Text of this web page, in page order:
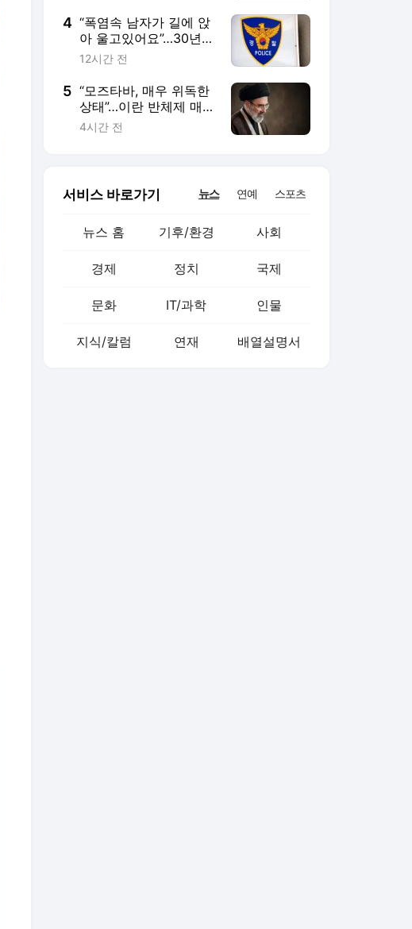
4 “폭염속 남자가 길에 앉
아 울고있어요”…30년전
실종자였다
12시간 전
5 “모즈타바, 매우 위독한
상태”…이란 반체제 매체
보도
4시간 전
서비스 바로가기 뉴스 연예 스포츠
뉴스 홈 기후/환경 사회
경제 정치 국제
문화 IT/과학 인물
지식/칼럼 연재 배열설명서